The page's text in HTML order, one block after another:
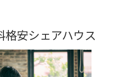
格安シェアハウス